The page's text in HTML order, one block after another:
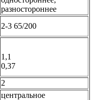
разностороннее
2-3 65/200
1,1
0,37
2
центральное